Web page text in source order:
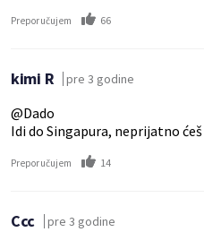
Preporučujem 66
kimi R pre 3 godine
@Dado
Idi do Singapura, neprijatno
Preporučujem 14
Ccc pre 3 godine